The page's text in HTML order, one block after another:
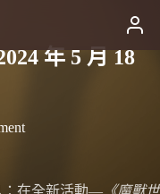
年 5 月 18
：在全新活動— 《魔獸世